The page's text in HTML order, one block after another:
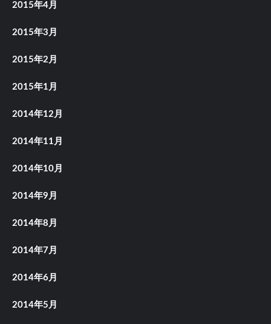
2015年4月
2015年3月
2015年2月
2015年1月
2014年12月
2014年11月
2014年10月
2014年9月
2014年8月
2014年7月
2014年6月
2014年5月